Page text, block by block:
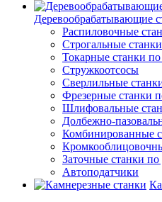
Деревообрабатывающие
Распиловочные
Строгальные станки
Токарные станки по
Стружкоотсосы
Сверлильные
Фрезерные станки
Шлифовальные
Долбежно-
Комбинированные
Заточные станки по
Автоподатчики